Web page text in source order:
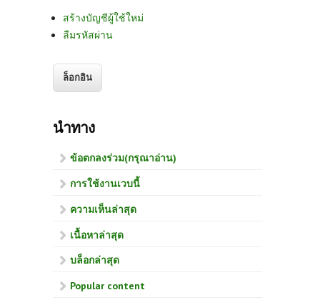
สร้างบัญชีผู้ใช้ใหม่
ลืมรหัสผ่าน
นำทาง
ข้อตกลงร่วม(กรุณาอ่าน)
การใช้งานเวบนี้
ความเห็นล่าสุด
เนื้อหาล่าสุด
บล็อกล่าสุด
Popular content